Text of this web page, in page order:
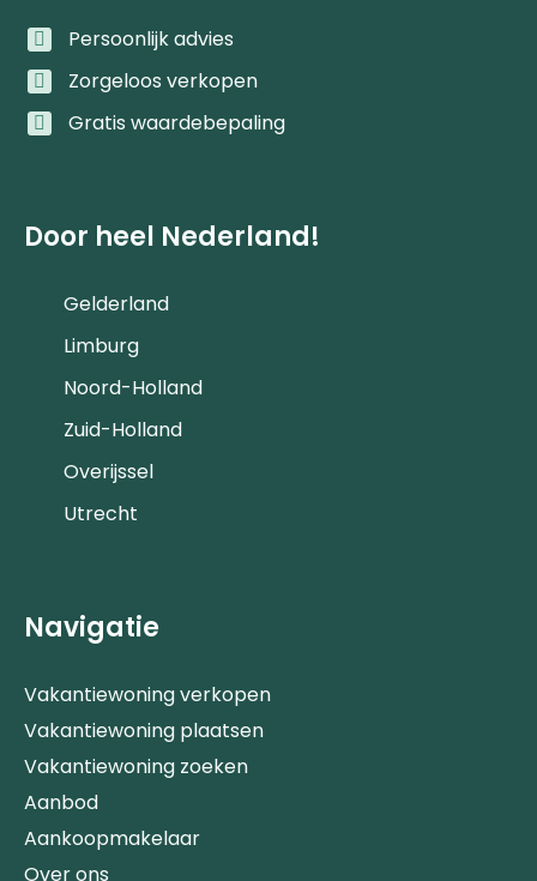
Persoonlijk advies
Zorgeloos verkopen
Gratis waardebepaling
Door heel Nederland!
Gelderland
Limburg
Noord-Holland
Zuid-Holland
Overijssel
Utrecht
Navigatie
Vakantiewoning verkopen
Vakantiewoning plaatsen
Vakantiewoning zoeken
Aanbod
Aankoopmakelaar
Over ons